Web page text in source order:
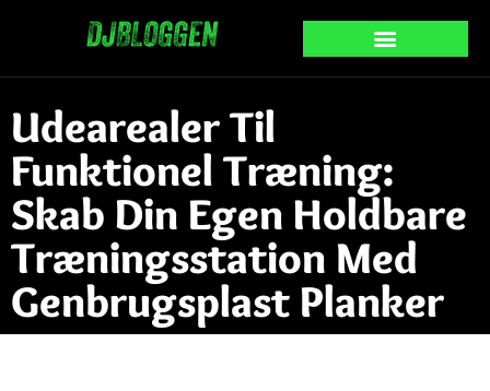
Udearealer Til
Funktionel Træning:
Skab Din Egen Holdbare
Træningsstation Med
Genbrugsplast Planker